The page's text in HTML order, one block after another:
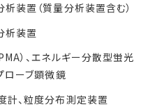
装置（質量分析装置含む）
析装置
）、エネルギー分散型蛍光
ローブ顕微鏡
計、粒度分布測定装置